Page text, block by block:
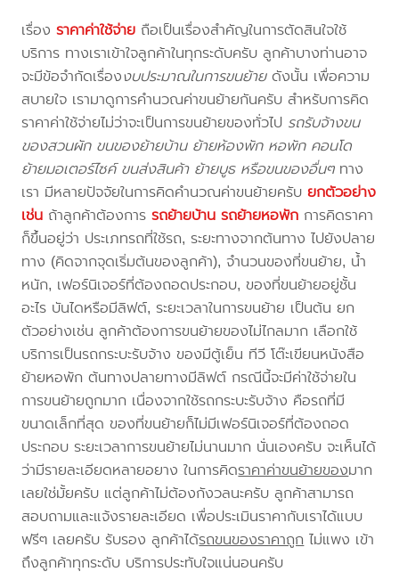
เรื่องราคาค่าใช้จ่าย ถือเป็นเรื่องสำคัญในการตัดสินใจใช้
บริการ ทางเราเข้าใจลูกค้าในทุกระดับครับ ลูกค้าบางท่านอาจ
จะมีข้อจำกัดเรื่องงบประมาณในการขนย้ายดังนั้น เพื่อความ
สบายใจ เรามาดูการคำนวณค่าขนย้ายกันครับ สำหรับการคิด
ราคาค่าใช้จ่ายไม่ว่าจะเป็นการขนย้ายของทั่วไป รถรับจ้างขน
ของสวนผัก ขนของย้ายบ้าน ย้ายห้องพัก หอพัก คอนโด
ย้ายมอเตอร์ไซค์ ขนส่งสินค้า ย้ายบูธ หรือขนของอื่นๆทาง
เรา มีหลายปัจจัยในการคิดคำนวณค่าขนย้ายครับยกตัวอย่าง
เช่น ถ้าลูกค้าต้องการรถย้ายบ้าน รถย้ายหอพัก การคิดราคา
ก็ขึ้นอยู่ว่า ประเภทรถที่ใช้รถ, ระยะทางจากต้นทาง ไปยังปลาย
ทาง (คิดจากจุดเริ่มต้นของลูกค้า), จำนวนของที่ขนย้าย, น้ำ
หนัก, เฟอร์นิเจอร์ที่ต้องถอดประกอบ, ของที่ขนย้ายอยู่ชั้น
อะไร บันไดหรือมีลิฟต์, ระยะเวลาในการขนย้าย เป็นต้น ยก
ตัวอย่างเช่น ลูกค้าต้องการขนย้ายของไม่ไกลมาก เลือกใช้
บริการเป็นรถกระบะรับจ้าง ของมีตู้เย็น ทีวี โต๊ะเขียนหนังสือ
ย้ายหอพัก ต้นทางปลายทางมีลิฟต์ กรณีนี้จะมีค่าใช้จ่ายใน
การขนย้ายถูกมาก เนื่องจากใช้รถกระบะรับจ้าง คือรถที่มี
ขนาดเล็กที่สุด ของที่ขนย้ายก็ไม่มีเฟอร์นิเจอร์ที่ต้องถอด
ประกอบ ระยะเวลาการขนย้ายไม่นานมาก นั่นเองครับ จะเห็นได้
ว่ามีรายละเอียดหลายอยาง ในการคิดราคาค่าขนย้ายของมาก
เลยใช่มั้ยครับ แต่ลูกค้าไม่ต้องกังวลนะครับ ลูกค้าสามารถ
สอบถามและแจ้งรายละเอียด เพื่อประเมินราคากับเราได้แบบ
ฟรีๆ เลยครับ รับรอง ลูกค้าได้รถขนของราคาถูกไม่แพง เข้า
ถึงลูกค้าทุกระดับ บริการประทับใจแน่นอนครับ